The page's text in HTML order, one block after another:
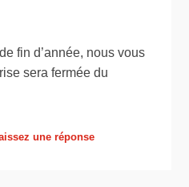
fin d’année, nous vous
sera fermée du
une réponse